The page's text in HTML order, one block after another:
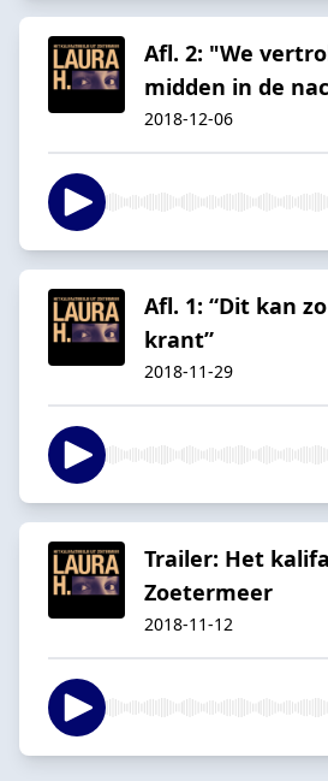
Afl. 2: "We
midden in de
2018-12-06
Afl. 1: “Dit kan
krant”
2018-11-29
Trailer: Het
Zoetermeer
2018-11-12